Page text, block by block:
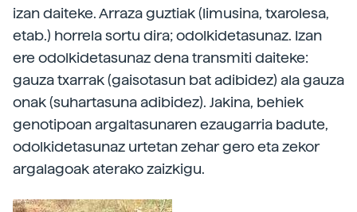
izan daiteke. Arraza guztiak (limusina, txarolesa,
etab.) horrela sortu dira; odolkidetasunaz. Izan
ere odolkidetasunaz dena transmiti daiteke:
gauza txarrak (gaisotasun bat adibidez) ala gauza
onak (suhartasuna adibidez). Jakina, behiek
genotipoan argaltasunaren ezaugarria badute,
odolkidetasunaz urtetan zehar gero eta zekor
argalagoak aterako zaizkigu.